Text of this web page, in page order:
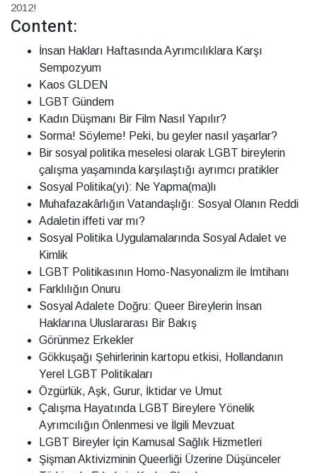
2012!
Content:
İnsan Hakları Haftasında Ayrımcılıklara Karşı
Sempozyum
Kaos GLDEN
LGBT Gündem
Kadın Düşmanı Bir Film Nasıl Yapılır?
Sorma! Söyleme! Peki, bu geyler nasıl yaşarlar?
Bir sosyal politika meselesi olarak LGBT bireylerin
çalışma yaşamında karşılaştığı ayrımcı pratikler
Sosyal Politika(yı): Ne Yapma(ma)lı
Muhafazakârlığın Vatandaşlığı: Sosyal Olanın Reddi
Adaletin iffeti var mı?
Sosyal Politika Uygulamalarında Sosyal Adalet ve
Kimlik
LGBT Politikasının Homo-Nasyonalizm ile İmtihanı
Farklılığın Onuru
Sosyal Adalete Doğru: Queer Bireylerin İnsan
Haklarına Uluslararası Bir Bakış
Görünmez Erkekler
Gökkuşağı Şehirlerinin kartopu etkisi, Hollandanın
Yerel LGBT Politikaları
Özgürlük, Aşk, Gurur, İktidar ve Umut
Çalışma Hayatında LGBT Bireylere Yönelik
Ayrımcılığın Önlenmesi ve İlgili Mevzuat
LGBT Bireyler İçin Kamusal Sağlık Hizmetleri
Şişman Aktivizminin Queerliği Üzerine Düşünceler